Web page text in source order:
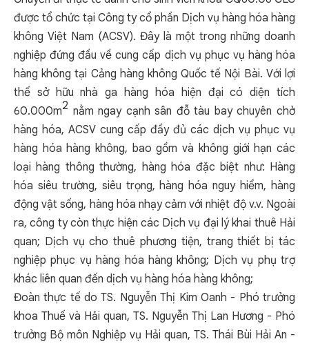
được tổ chức tại Công ty cổ phần Dịch vụ hàng hóa hàng
không Việt Nam (ACSV). Đây là một trong những doanh
nghiệp đứng đầu về cung cấp dịch vụ phục vụ hàng hóa
hàng không tại Cảng hàng không Quốc tế Nội Bài. Với lợi
thế sở hữu nhà ga hàng hóa hiện đại có diện tích
60.000m2 nằm ngay cạnh sân đỗ tàu bay chuyên chở
hàng hóa, ACSV cung cấp đầy đủ các dịch vụ phục vụ
hàng hóa hàng không, bao gồm và không giới hạn các
loại hàng thông thường, hàng hóa đặc biệt như: Hàng
hóa siêu trường, siêu trọng, hàng hóa nguy hiểm, hàng
động vật sống, hàng hóa nhạy cảm với nhiệt độ v.v. Ngoài
ra, công ty còn thực hiện các Dịch vụ đại lý khai thuê Hải
quan; Dịch vụ cho thuê phương tiện, trang thiết bị tác
nghiệp phục vụ hàng hóa hàng không; Dịch vụ phụ trợ
khác liên quan đến dịch vụ hàng hóa hàng không;
Đoàn thực tế do TS. Nguyễn Thị Kim Oanh - Phó trưởng
khoa Thuế và Hải quan, TS. Nguyễn Thị Lan Hương - Phó
trưởng Bộ môn Nghiệp vụ Hải quan, TS. Thái Bùi Hải An -